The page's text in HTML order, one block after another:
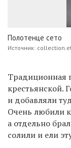
Полотенце сето
Источник:
Традиционная
крестьянской.
и добавляли
Очень любили
а отдельно
солили и ели